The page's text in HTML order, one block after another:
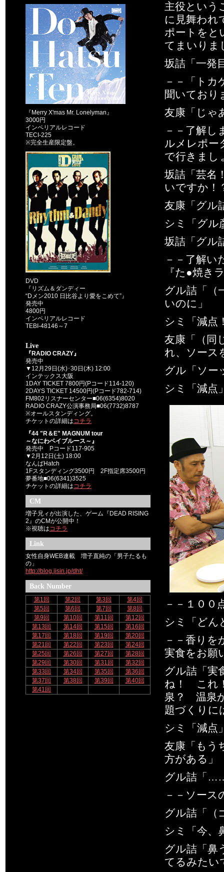
『Merry X'mas Mr. Lonelyman』
3000円
インペリアルレコード
TECI-225
※完全生産限定盤。
DVD
『リズム＆ダンディー
“Dメン2010 日比谷より愛をこめて”』
発売中
4800円
インペリアルレコード
TEBI-48146～7
Live
『RADIO CRAZY』
発売中
▼12月29日(水)･30日(木) 12:00
インテックス大阪
1DAY TICKET 7800円(Pコード114-120)
2DAYS TICKET 14500円(Pコード782-714)
FM802リスナーセンター■06(6354)8020
RADIO CRAZY公演事務局■06(7732)8787
※オールスタンディング。
チケットの詳細は コチラ
『44 "R＆E" MAGNUM tour
～なにわベイブルース～』
発売中 Pコード117-905
▼2月12日(土) 18:00
なんばHatch
1Fスタンディング3500円 2F指定席3500円
夢番地■06(6341)3525
チケットの詳細は コチラ
CM
増子兄ィが出演した、ゲーム『DEAD RISING
2』のCMが公開中！
※視聴は コチラ
Link
女性自身WEB連載 増子直純の「男子たるも
の」
http://blog.jisin.jp/dht/
Back Number
第1回 第2回 第3回
第4回
第5回
第6回 第7回
第8回
第9回
第10回 第11回
第12回
第13回
第14回 第15回
第16回
第17回
第18回 第19回
第20回
第21回
第22回 第23回
第24回
第25回
第26回 第27回
第28回
第29回
第30回 第31回
第32回
第33回
第34回 第35回
第36回
第37回
第38回 第39回
第40回
第41回
主役という
に見舞われ
ポートをと
てまいりま
坂詰「一発
－－「ト
聞いてお
友康「じゃ
－－了解
ルメレポ
で行きまし
坂詰「芸
いですか！
友康「グル
シミ「グ
坂詰「グル
－－了解
『た●焼き
グル詰「
いのに」
シミ「減点
友康「（同
れ、ソース
グル「ソー
シミ「減点
－－１００
シミ「どん
－－香り
実食をお願
グル詰「実
ね！ これ
泉？ 温泉
題づくりに
シミ「減点
友康「もう
方がある」
グル詰「
－－ソース
グル詰「（
シミ「今、
グル詰「鼻
てるみたい